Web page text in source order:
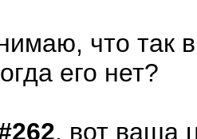
что так
его нет?
, вот ваша